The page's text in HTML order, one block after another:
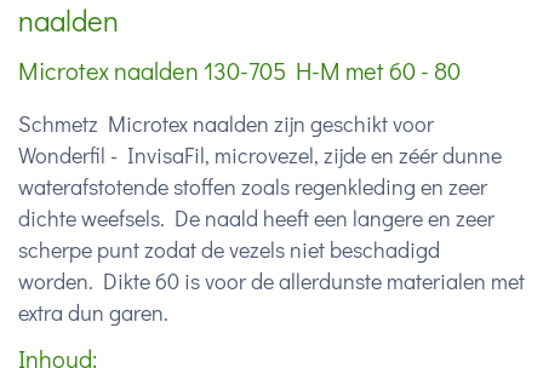
naalden
Microtex naalden 130-705 H-M met 60 - 80
Schmetz Microtex naalden zijn geschikt voor
Wonderfil - InvisaFil, microvezel, zijde en zéér dunne
waterafstotende stoffen zoals regenkleding en zeer
dichte weefsels. De naald heeft een langere en zeer
scherpe punt zodat de vezels niet beschadigd
worden. Dikte 60 is voor de allerdunste materialen met
extra dun garen.
Inhoud: